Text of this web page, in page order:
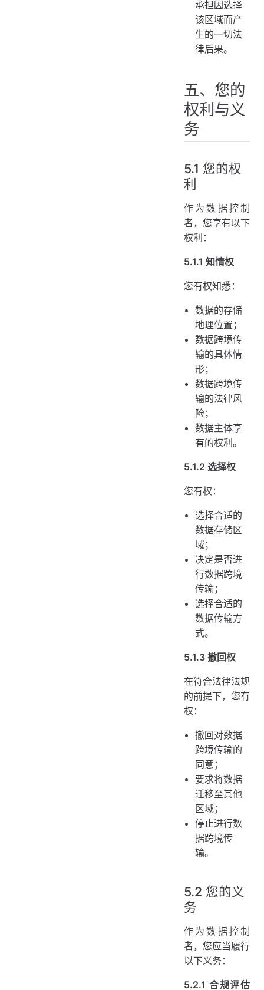
承担因选择
该区域而产
生的一切法
律后果。
五、您的
权利与义
务
5.1 您的权
利
作为数据控制
者，您享有以下
权利：
5.1.1 知情权
您有权知悉：
数据的存储
地理位置；
数据跨境传
输的具体情
形；
数据跨境传
输的法律风
险；
数据主体享
有的权利。
5.1.2 选择权
您有权：
选择合适的
数据存储区
域；
决定是否进
行数据跨境
传输；
选择合适的
数据传输方
式。
5.1.3 撤回权
在符合法律法规
的前提下，您有
权：
撤回对数据
跨境传输的
同意；
要求将数据
迁移至其他
区域；
停止进行数
据跨境传
输。
5.2 您的义
务
作为数据控制
者，您应当履行
以下义务：
5.2.1 合规评估